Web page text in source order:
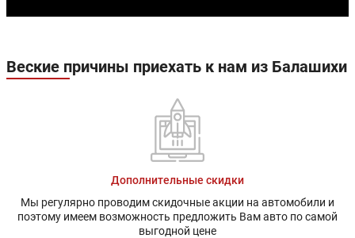
Веские причины приехать к нам из Балашихи
Дополнительные скидки
Мы регулярно проводим скидочные акции на автомобили и
поэтому имеем возможность предложить Вам авто по самой
выгодной цене